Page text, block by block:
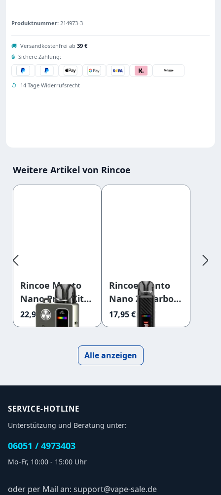
Produktnummer: 214973-3
🚚 Versandkostenfrei ab 39 €
🔒 Sichere Zahlung:
↺ 14 Tage Widerrufsrecht
Weitere Artikel von Rincoe
Produktgalerie überspringen
Rincoe Manto
Nano Pro 2 Kit
Gray
22,95 €
Rincoe Manto
Nano Z2 Carbon
Black
17,95 €
Alle anzeigen
SERVICE-HOTLINE
Unterstützung und Beratung unter:
06051 / 4973403
Mo-Fr, 10:00 - 15:00 Uhr
oder per Mail an: support@vape-sale.de